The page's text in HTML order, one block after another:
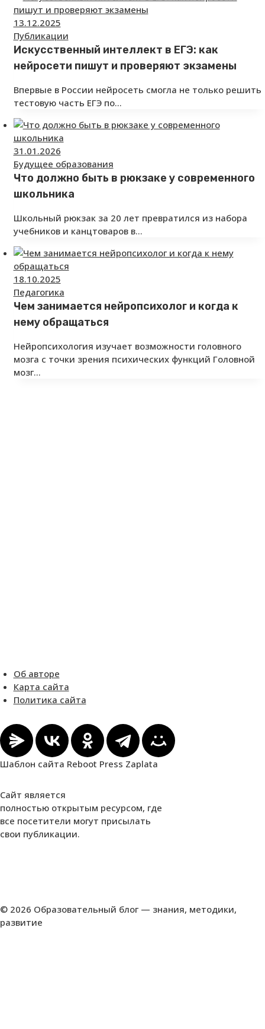
13.12.2025
Публикации
Искусственный интеллект в ЕГЭ: как
нейросети пишут и проверяют экзамены
Впервые в России нейросеть смогла не только решить
тестовую часть ЕГЭ по…
31.01.2026
Будущее образования
Что должно быть в рюкзаке у современного
школьника
Школьный рюкзак за 20 лет превратился из набора
учебников и канцтоваров в…
18.10.2025
Педагогика
Чем занимается нейропсихолог и когда к
нему обращаться
Нейропсихология изучает возможности головного
мозга с точки зрения психических функций Головной
мозг…
Об авторе
Карта сайта
Политика сайта
Шаблон сайта Reboot Press Zaplata
Сайт является
полностью открытым ресурсом, где
все посетители могут присылать
свои публикации.
© 2026 Образовательный блог — знания, методики,
развитие